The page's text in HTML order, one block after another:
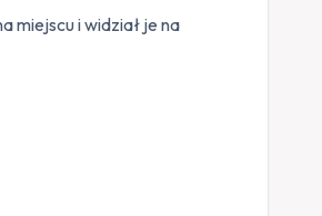
miejscu i widział je na